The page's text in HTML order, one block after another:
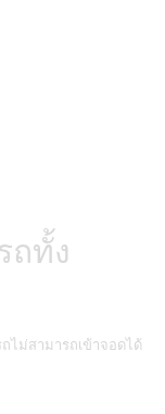
ถทั้ง
ไม่สามารถเข้าจอดได้